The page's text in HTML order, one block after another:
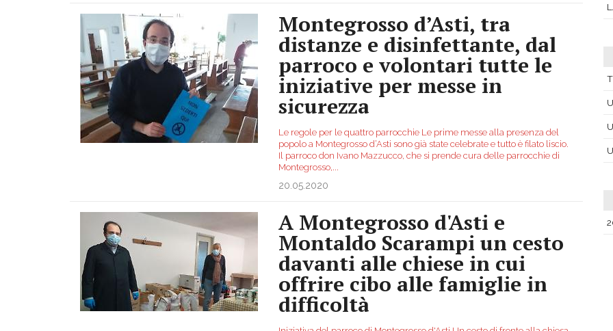
Montegrosso d’Asti, tra
distanze e disinfettante, dal
parroco e volontari tutte le
iniziative per messe in
sicurezza
Le regole per le quattro parrocchie Le prime messe alla presenza del
popolo a Montegrosso d’Asti sono già state celebrate e tutto è filato liscio.
Il parroco don Ivano Mazzucco, che si prende cura delle parrocchie di
Montegrosso,
20.05.2020
A Montegrosso d'Asti e
Montaldo Scarampi un cesto
davanti alle chiese in cui
offrire cibo alle famiglie in
difficoltà